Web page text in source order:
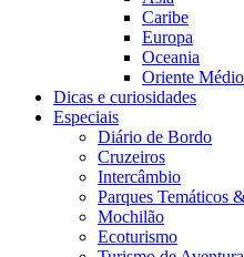
Caribe
Europa
Oceania
Oriente Médio
Dicas e curiosidades
Especiais
Diário de Bordo
Cruzeiros
Intercâmbio
Parques Temáticos
Mochilão
Ecoturismo